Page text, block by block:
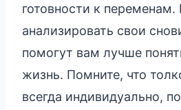
готовности к переменам.
анализировать свои
помогут вам лучше
жизнь. Помните, что
всегда индивидуально,